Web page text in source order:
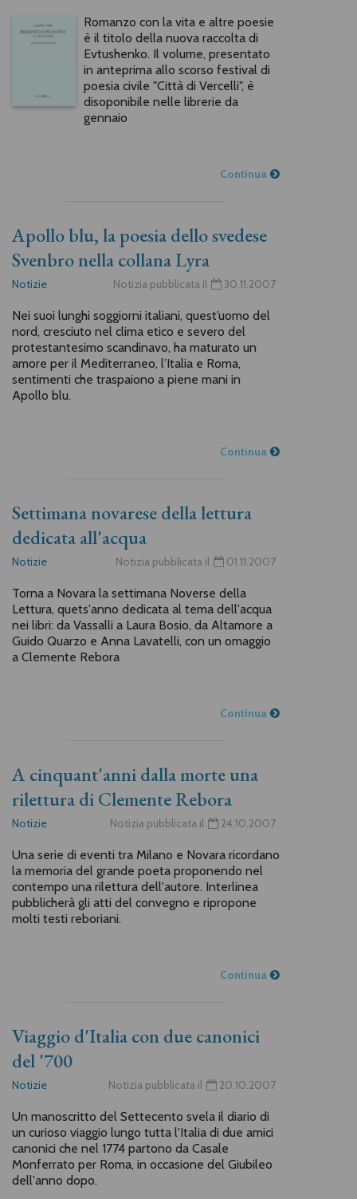
Romanzo con la vita e altre poesie
è il titolo della nuova raccolta di
Evtushenko. Il volume, presentato
in anteprima allo scorso festival di
poesia civile "Città di Vercelli", è
disoponibile nelle librerie da
gennaio
Continua
Apollo blu, la poesia dello svedese
Svenbro nella collana Lyra
Notizie Notizia pubblicata il 30.11.2007
Nei suoi lunghi soggiorni italiani, quest’uomo del
nord, cresciuto nel clima etico e severo del
protestantesimo scandinavo, ha maturato un
amore per il Mediterraneo, l’Italia e Roma,
sentimenti che traspaiono a piene mani in
Apollo blu.
Continua
Settimana novarese della lettura
dedicata all'acqua
Notizie Notizia pubblicata il 01.11.2007
Torna a Novara la settimana Noverse della
Lettura, quets'anno dedicata al tema dell'acqua
nei libri: da Vassalli a Laura Bosio, da Altamore a
Guido Quarzo e Anna Lavatelli, con un omaggio
a Clemente Rebora
Continua
A cinquant'anni dalla morte una
rilettura di Clemente Rebora
Notizie Notizia pubblicata il 24.10.2007
Una serie di eventi tra Milano e Novara ricordano
la memoria del grande poeta proponendo nel
contempo una rilettura dell'autore. Interlinea
pubblicherà gli atti del convegno e ripropone
molti testi reboriani.
Continua
Viaggio d'Italia con due canonici
del '700
Notizie Notizia pubblicata il 20.10.2007
Un manoscritto del Settecento svela il diario di
un curioso viaggio lungo tutta l'Italia di due amici
canonici che nel 1774 partono da Casale
Monferrato per Roma, in occasione del Giubileo
dell'anno dopo.